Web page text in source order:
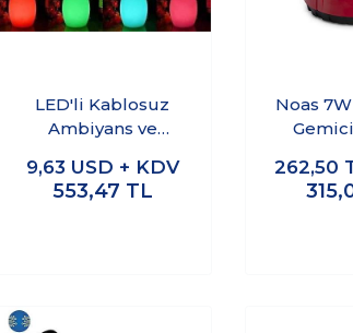
LED'li Kablosuz
Ambiyans ve
9,63 USD + KDV
553,47 TL
Noas
262,50